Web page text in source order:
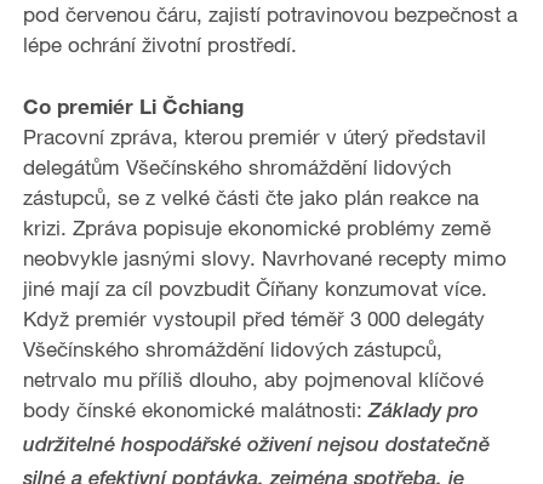
pod červenou čáru, zajistí potravinovou bezpečnost a
lépe ochrání životní prostředí.
Co premiér Li Čchiang
Pracovní zpráva, kterou premiér v úterý představil
delegátům Všečínského shromáždění lidových
zástupců, se z velké části čte jako plán reakce na
krizi. Zpráva popisuje ekonomické problémy země
neobvykle jasnými slovy. Navrhované recepty mimo
jiné mají za cíl povzbudit Číňany konzumovat více.
Když premiér vystoupil před téměř 3 000 delegáty
Všečínského shromáždění lidových zástupců,
netrvalo mu příliš dlouho, aby pojmenoval klíčové
body čínské ekonomické malátnosti:Základy pro
udržitelné hospodářské oživení nejsou dostatečně